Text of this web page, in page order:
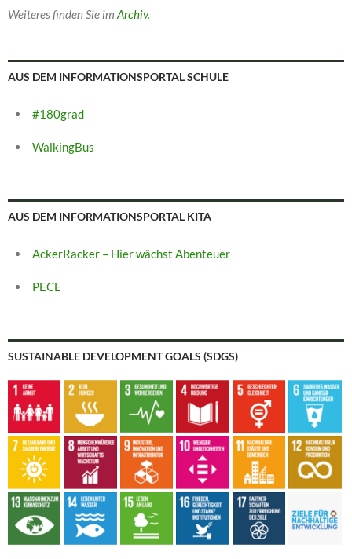
Weiteres finden Sie im Archiv.
AUS DEM INFORMATIONSPORTAL SCHULE
#180grad
WalkingBus
AUS DEM INFORMATIONSPORTAL KITA
AckerRacker – Hier wächst Abenteuer
PECE
SUSTAINABLE DEVELOPMENT GOALS (SDGS)